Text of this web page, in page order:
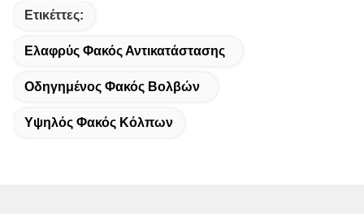
Ετικέττες:
Ελαφρύς Φακός Αντικατάστασης
Οδηγημένος Φακός Βολβών
Υψηλός Φακός Κόλπων